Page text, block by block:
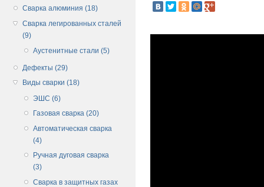
Сварка алюминия (18)
Сварка легированных сталей
(9)
Аустенитные стали (5)
Дефекты (29)
Виды сварки (18)
ЭШС (6)
Газовая сварка (20)
Автоматическая сварка
(4)
Ручная дуговая сварка
(3)
Сварка в защитных газах